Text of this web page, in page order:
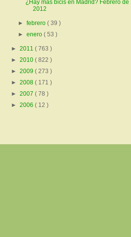
¿Hay más bicis en Madrid? Febrero de
2012
►febrero( 39 )
►enero( 53 )
► 2011 ( 763 )
► 2010 ( 822 )
► 2009 ( 273 )
► 2008 ( 171 )
► 2007 ( 78 )
► 2006 ( 12 )